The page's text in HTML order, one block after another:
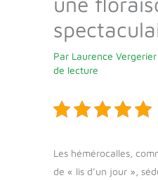
Par Laurence Vergerier
de lecture
Les hémérocalles,
de « lis d’un jour »,